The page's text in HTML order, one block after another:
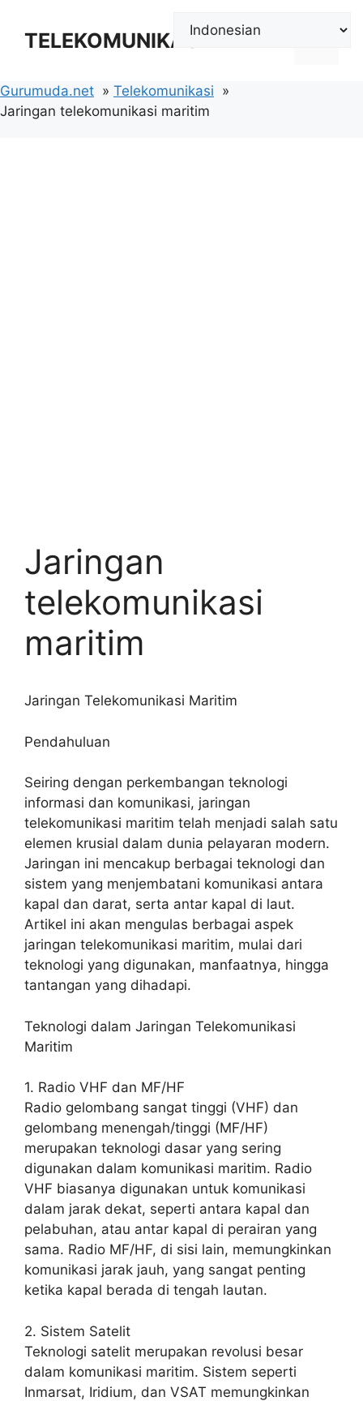
TELEKOMUNIKASI
Gurumuda.net
Telekomunikasi
Jaringan telekomunikasi maritim
Jaringan
telekomunikasi
maritim
Jaringan Telekomunikasi Maritim
Pendahuluan
Seiring dengan perkembangan teknologi
informasi dan komunikasi, jaringan
telekomunikasi maritim telah menjadi salah satu
elemen krusial dalam dunia pelayaran modern.
Jaringan ini mencakup berbagai teknologi dan
sistem yang menjembatani komunikasi antara
kapal dan darat, serta antar kapal di laut.
Artikel ini akan mengulas berbagai aspek
jaringan telekomunikasi maritim, mulai dari
teknologi yang digunakan, manfaatnya, hingga
tantangan yang dihadapi.
Teknologi dalam Jaringan Telekomunikasi
Maritim
1. Radio VHF dan MF/HF
Radio gelombang sangat tinggi (VHF) dan
gelombang menengah/tinggi (MF/HF)
merupakan teknologi dasar yang sering
digunakan dalam komunikasi maritim. Radio
VHF biasanya digunakan untuk komunikasi
dalam jarak dekat, seperti antara kapal dan
pelabuhan, atau antar kapal di perairan yang
sama. Radio MF/HF, di sisi lain, memungkinkan
komunikasi jarak jauh, yang sangat penting
ketika kapal berada di tengah lautan.
2. Sistem Satelit
Teknologi satelit merupakan revolusi besar
dalam komunikasi maritim. Sistem seperti
Inmarsat, Iridium, dan VSAT memungkinkan